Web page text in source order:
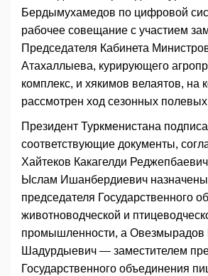
Бердымухамедов по цифровой
рабочее совещание с участием
Председателя Кабинета
Атахаллыева, курирующего
комплекс, и хякимов велаятов, на
рассмотрен ход сезонных
Президент Туркменистана
соответствующие документы,
Хайтеков Какагелди
Ыслам Ишанбердиевич назначены
председателя Государственного
животноводческой и
промышленности, а Овезмырадов
Шадурдыевич — заместителем
Государственного объединения